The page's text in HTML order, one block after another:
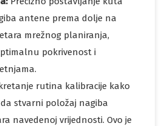
antene prema dolje na
mrežnog planiranja,
pokrivenost i
rutina kalibracije kako
stvarni položaj nagiba
navedenoj vrijednosti. Ovo je